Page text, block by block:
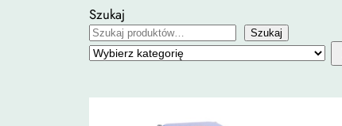
Szukaj
Szukaj
Wybierz